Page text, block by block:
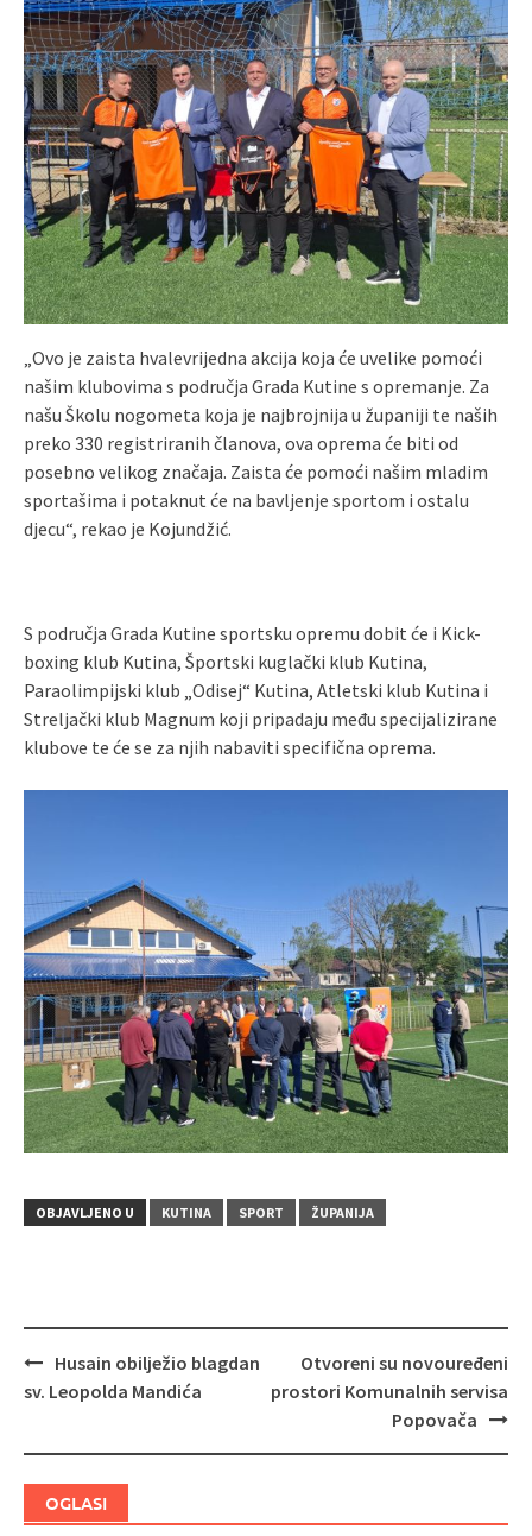
„Ovo je zaista hvalevrijedna akcija koja će uvelike pomoći
našim klubovima s područja Grada Kutine s opremanje. Za
našu Školu nogometa koja je najbrojnija u županiji te naših
preko 330 registriranih članova, ova oprema će biti od
posebno velikog značaja. Zaista će pomoći našim mladim
sportašima i potaknut će na bavljenje sportom i ostalu
djecu“, rekao je Kojundžić.
S područja Grada Kutine sportsku opremu dobit će i Kick-
boxing klub Kutina, Športski kuglački klub Kutina,
Paraolimpijski klub „Odisej“ Kutina, Atletski klub Kutina i
Streljački klub Magnum koji pripadaju među specijalizirane
klubove te će se za njih nabaviti specifična oprema.
OBJAVLJENO U KUTINA SPORT ŽUPANIJA
Navigacija
objava
Husain obilježio blagdan
sv. Leopolda Mandića
Otvoreni su novouređeni
prostori Komunalnih servisa
Popovača
OGLASI